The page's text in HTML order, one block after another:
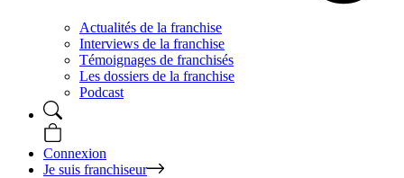
Actualités de la franchise
Interviews de la franchise
Témoignages de franchisés
Les dossiers de la franchise
Podcast
Connexion
Je suis franchiseur